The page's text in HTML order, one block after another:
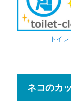
トイ
ネコのカ